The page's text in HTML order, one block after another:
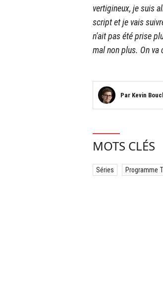
vertigineux, je suis
script et je vais
n'ait pas été prise
mal non plus. On
Par Kevin
MOTS CLÉS
Séries Programme